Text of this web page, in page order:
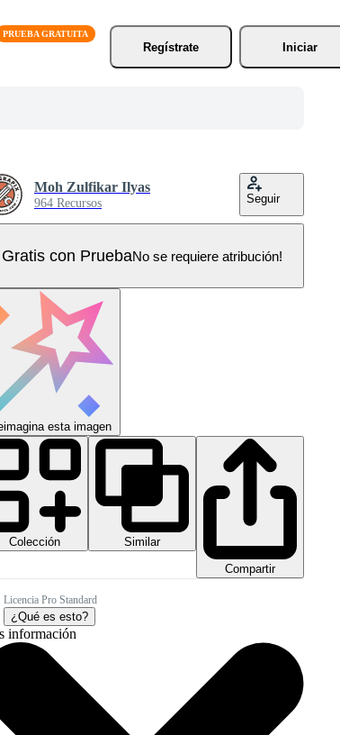
Regístrate
Iniciar
Moh Zulfikar Ilyas
964 Recursos Seguir
Gratis con PruebaNo se requiere atribución!
esta imagen
Colección
Similar
Compartir
Licencia Pro Standard
¿Qué es esto?
información